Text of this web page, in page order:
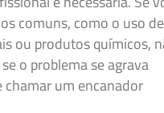
comuns, como o uso de
ou produtos químicos,
o problema se agrava
chamar um encanador